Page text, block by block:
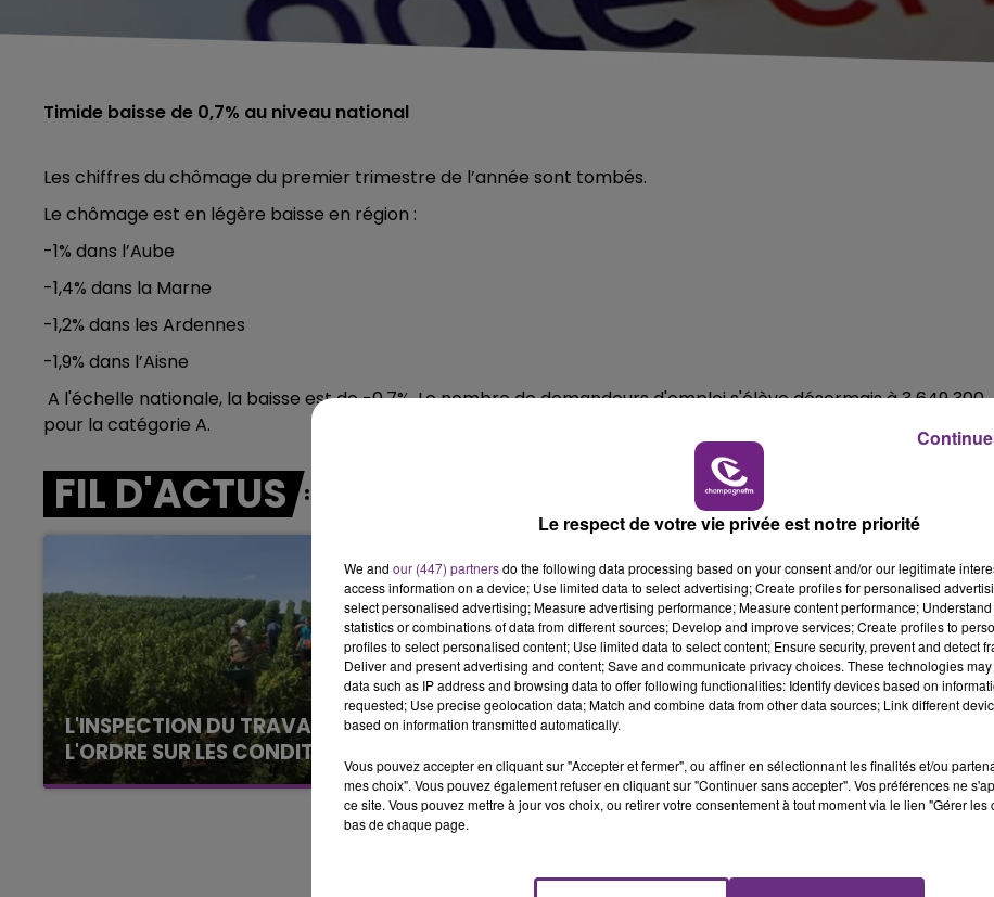
LA POP MACHINE - CHAMPAGNE FM
19h15 - 20h00
LA RADIO POP
Timide baisse de 0,7% au niveau national
Les chiffres du chômage du premier trimestre de l’année sont tombés.
Le chômage est en légère baisse en région :
-1% dans l’Aube
-1,4% dans la Marne
-1,2% dans les Ardennes
-1,9% dans l’Aisne
A l'échelle nationale, la baisse est de -0,7%. Lenombre de demandeurs d'emploi s'élève désormais à 3 649 300
pour la catégorie A.
FIL D'ACTUS
L'INSPECTION DU TRAVAIL RAPPELLE À
L'ORDRE SUR LES CONDITIONS DE...
Alors que les dates de début des vendange
2026 s'est avéré être plus précoce que prévu,
l'inspection du Travail en profite pour rappeler
UN FEU DE REMORQUE BLOQUE LA
Un feu de remorque s'est déclaré ce mercredi
en fin de matinée sur l'A34.
Le respect de votre vie privée est notre priorité
We and our (447) partnersdo the following data processing based on your consent and/or our legitimate
access information on a device; Use limited data to select advertising; Create profiles for personalised
select personalised advertising; Measure advertising performance; Measure content performance;
statistics or combinations of data from different sources; Develop and improve services; Create profiles to
profiles to select personalised content; Use limited data to select content; Ensure security, prevent and detect
Deliver and present advertising and content; Save and communicate privacy choices. These technologies
data such as IP address and browsing data to offer following functionalities: Identify devices based on
requested; Use precise geolocation data; Match and combine data from other data sources; Link different
based on information transmitted automatically.
Vous pouvez accepter en cliquant sur "Accepter et fermer", ou affiner en sélectionnant les finalités et/ou
mes choix". Vous pouvez également refuser en cliquant sur "Continuer sans accepter". Vos préférences ne
ce site. Vous pouvez mettre à jour vos choix, ou retirer votre consentement à tout moment via le lien "Gérer les
bas de chaque page.